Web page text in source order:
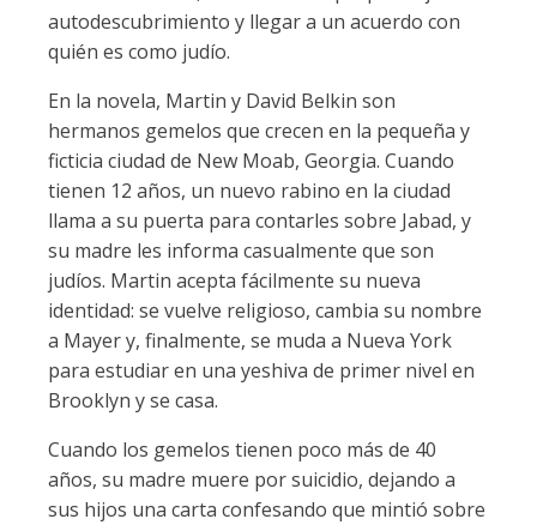
autodescubrimiento y llegar a un acuerdo con
quién es como judío.
En la novela, Martin y David Belkin son
hermanos gemelos que crecen en la pequeña y
ficticia ciudad de New Moab, Georgia. Cuando
tienen 12 años, un nuevo rabino en la ciudad
llama a su puerta para contarles sobre Jabad, y
su madre les informa casualmente que son
judíos. Martin acepta fácilmente su nueva
identidad: se vuelve religioso, cambia su nombre
a Mayer y, finalmente, se muda a Nueva York
para estudiar en una yeshiva de primer nivel en
Brooklyn y se casa.
Cuando los gemelos tienen poco más de 40
años, su madre muere por suicidio, dejando a
sus hijos una carta confesando que mintió sobre